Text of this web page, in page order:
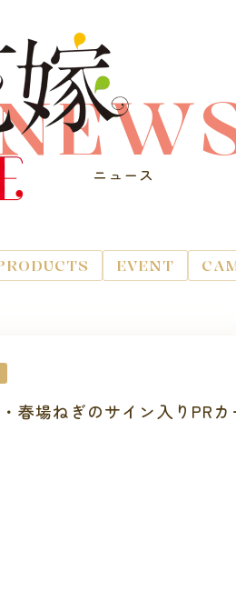
ニュース
EVENT
・春場ねぎのサイン入りPR